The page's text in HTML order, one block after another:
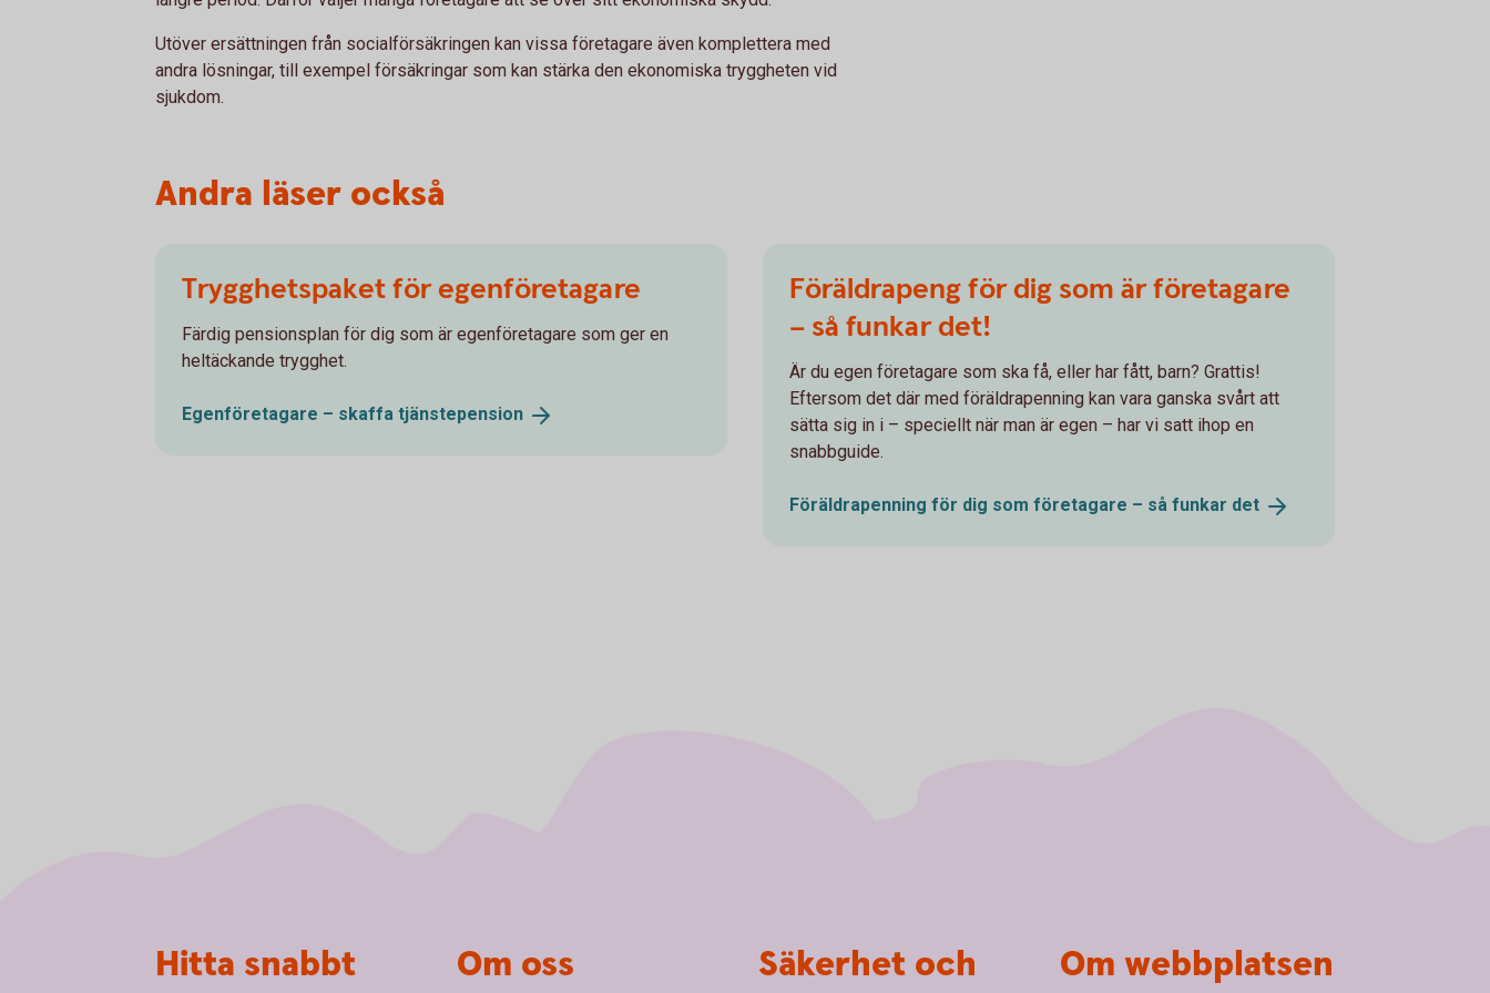
Utöver ersättningen från socialförsäkringen kan vissa företagare även komplettera med
andra lösningar, till exempel försäkringar som kan stärka den ekonomiska tryggheten vid
sjukdom.
Andra läser också
Trygghetspaket för egenföretagare
Färdig pensionsplan för dig som är egenföretagare som ger en
heltäckande trygghet.
Egenföretagare – skaffa tjänste­pension
Föräldrapeng för dig som är företagare
– så funkar det!
Är du egen företagare som ska få, eller har fått, barn? Grattis!
Eftersom det där med föräldrapenning kan vara ganska svårt att
sätta sig in i – speciellt när man är egen – har vi satt ihop en
snabbguide.
Föräldrapenning för dig som företagare – så funkar det
Hitta snabbt Om oss
Säkerhet och
Om webbplatsen